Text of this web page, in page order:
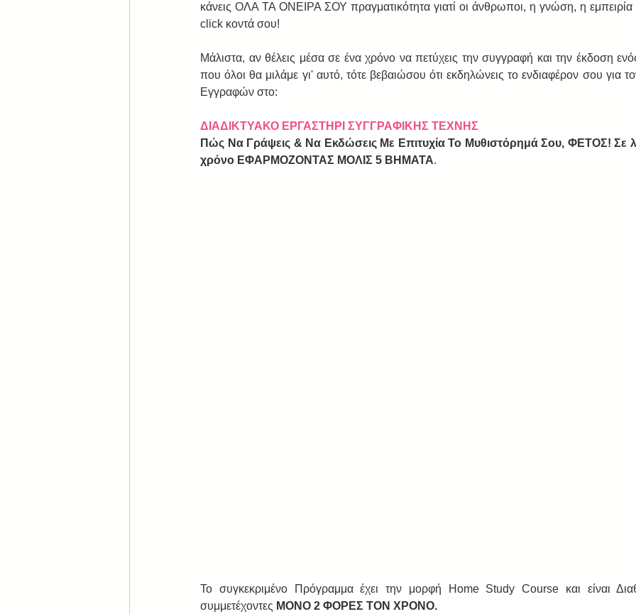
κάνεις ΟΛΑ ΤΑ ΟΝΕΙΡΑ ΣΟΥ πραγματικότητα γιατί οι άνθρωποι, η γνώση, η εμπειρία
click κοντά σου!
Μάλιστα, αν θέλεις μέσα σε ένα χρόνο να πετύχεις την συγγραφή και την έκδοση
που όλοι θα μιλάμε γι' αυτό, τότε βεβαιώσου ότι εκδηλώνεις το ενδιαφέρον σου για
Εγγραφών στο:
ΔΙΑΔΙΚΤΥΑΚΟ ΕΡΓΑΣΤΗΡΙ ΣΥΓΓΡΑΦΙΚΗΣ ΤΕΧΝΗΣ
Πώς Να Γράψεις & Να Εκδώσεις Με Επιτυχία Το Μυθιστόρημά Σου, ΦΕΤΟΣ! Σε
χρόνο ΕΦΑΡΜΟΖΟΝΤΑΣ ΜΟΛΙΣ 5 ΒΗΜΑΤΑ.
Το συγκεκριμένο Πρόγραμμα έχει την μορφή Home Study Course και είναι
συμμετέχοντες ΜΟΝΟ 2 ΦΟΡΕΣ ΤΟΝ ΧΡΟΝΟ.